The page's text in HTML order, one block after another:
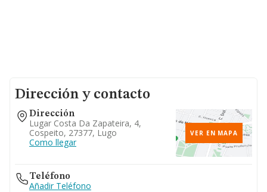
Dirección y contacto
Dirección
Lugar Costa Da Zapateira, 4,
Cospeito, 27377, Lugo
Como llegar
VER EN MAPA
Teléfono
Añadir Teléfono